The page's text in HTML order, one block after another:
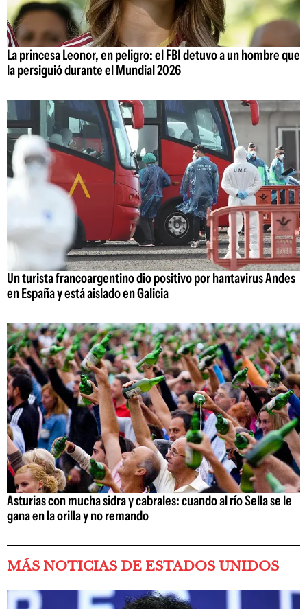
La princesa Leonor, en peligro: el FBI detuvo a un hombre que
la persiguió durante el Mundial 2026
Un turista francoargentino dio positivo por hantavirus Andes
en España y está aislado en Galicia
Asturias con mucha sidra y cabrales: cuando al río Sella se le
gana en la orilla y no remando
MÁS NOTICIAS DE ESTADOS UNIDOS